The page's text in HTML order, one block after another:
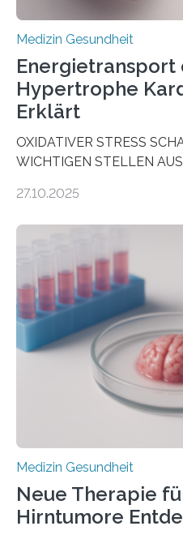
Medizin Gesundheit
Energietransport
Hypertrophe
Erklärt
OXIDATIVER STRESS
WICHTIGEN STELLEN
aus dem Deutschen
im Journal Circulation,
der Hypertrophen
kann und wie sich durch
Herzbelastung und des
Rhythmusstörungen
hypertrophe
erblich bedingte
sich die linke Herzkammer
stark kontrahiert…
27.10.2025
Medizin Gesundheit
Neue Therapie
Hirntumore